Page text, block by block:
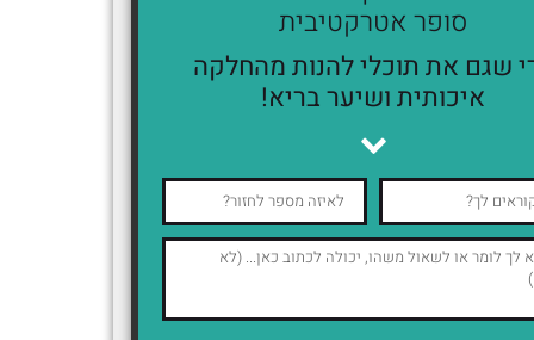
סופר אטרקטיבית
שגם את תוכלי להנות מהחלקה
איכותית ושיער בריא!